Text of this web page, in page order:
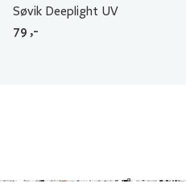
Søvik Deeplight UV
79 ,-